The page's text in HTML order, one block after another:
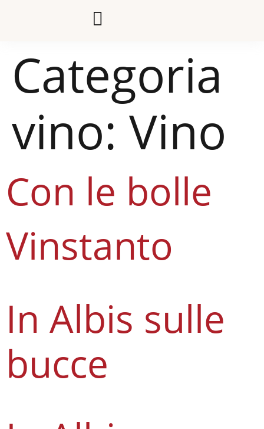
Categoria
vino: Vino
Con le bolle
Vinstanto
In Albis sulle
bucce